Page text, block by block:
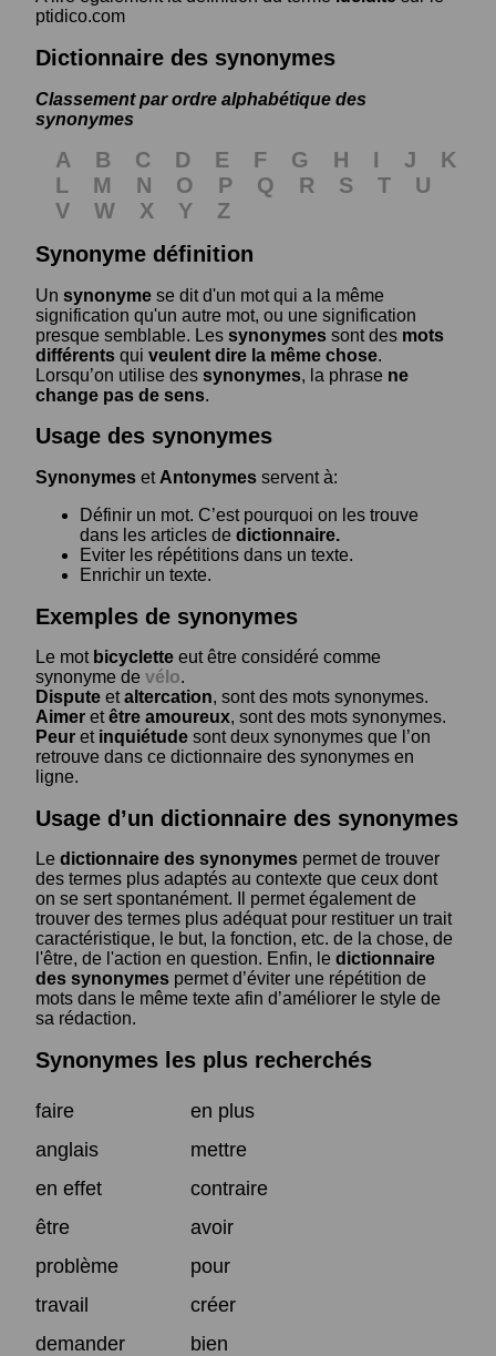
ptidico.com
Dictionnaire des synonymes
Classement par ordre alphabétique des
synonymes
A B C D E F G H I J
K
L
M N O P Q R S T
U
V
W X Y
Z
Synonyme définition
Un synonyme se dit d'un mot qui a la même
signification qu'un autre mot, ou une signification
presque semblable. Les synonymes sont des mots
différents qui veulent dire la même chose.
Lorsqu’on utilise des synonymes, la phrase ne
change pas de sens.
Usage des synonymes
Synonymes et Antonymes servent à:
Définir un mot. C’est pourquoi on les trouve
dans les articles de dictionnaire.
Eviter les répétitions dans un texte.
Enrichir un texte.
Exemples de synonymes
Le mot bicyclette eut être considéré comme
synonyme de vélo.
Dispute etaltercation, sont des mots synonymes.
Aimer etêtre amoureux, sont des mots synonymes.
Peur et inquiétude sont deux synonymes que l’on
retrouve dans ce dictionnaire des synonymes en
ligne.
Usage d’un dictionnaire des synonymes
Le dictionnaire des synonymes permet de trouver
des termes plus adaptés au contexte que ceux dont
on se sert spontanément. Il permet également de
trouver des termes plus adéquat pour restituer un trait
caractéristique, le but, la fonction, etc. de la chose, de
l'être, de l'action en question. Enfin, le dictionnaire
des synonymes permet d’éviter une répétition de
mots dans le même texte afin d’améliorer le style de
sa rédaction.
Synonymes les plus recherchés
faire
en plus
anglais
mettre
en effet
contraire
être
avoir
problème
pour
travail
créer
demander
bien